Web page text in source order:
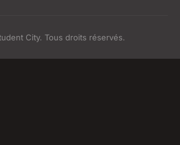
City. Tous droits réservés.